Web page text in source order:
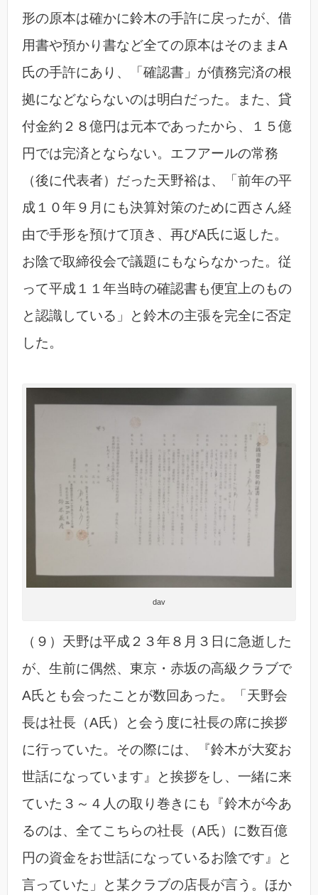
形の原本は確かに鈴木の手許に戻ったが、借
用書や預かり書など全ての原本はそのままA
氏の手許にあり、「確認書」が債務完済の根
拠になどならないのは明白だった。また、貸
付金約２８億円は元本であったから、１５億
円では完済とならない。エフアールの常務
（後に代表者）だった天野裕は、「前年の平
成１０年９月にも決算対策のために西さん経
由で手形を預けて頂き、再びA氏に返した。
お陰で取締役会で議題にもならなかった。従
って平成１１年当時の確認書も便宜上のもの
と認識している」と鈴木の主張を完全に否定
した。
dav
（９）天野は平成２３年８月３日に急逝した
が、生前に偶然、東京・赤坂の高級クラブで
A氏とも会ったことが数回あった。「天野会
長は社長（A氏）と会う度に社長の席に挨拶
に行っていた。その際には、『鈴木が大変お
世話になっています』と挨拶をし、一緒に来
ていた３～４人の取り巻きにも『鈴木が今あ
るのは、全てこちらの社長（A氏）に数百億
円の資金をお世話になっているお陰です』と
言っていた」と某クラブの店長が言う。ほか